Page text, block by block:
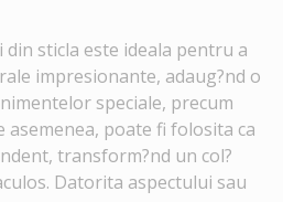
din sticla este ideala pentru a
impresionante, adaug?nd o
speciale, precum
asemenea, poate fi folosita ca
transform?nd un col?
Datorita aspectului sau